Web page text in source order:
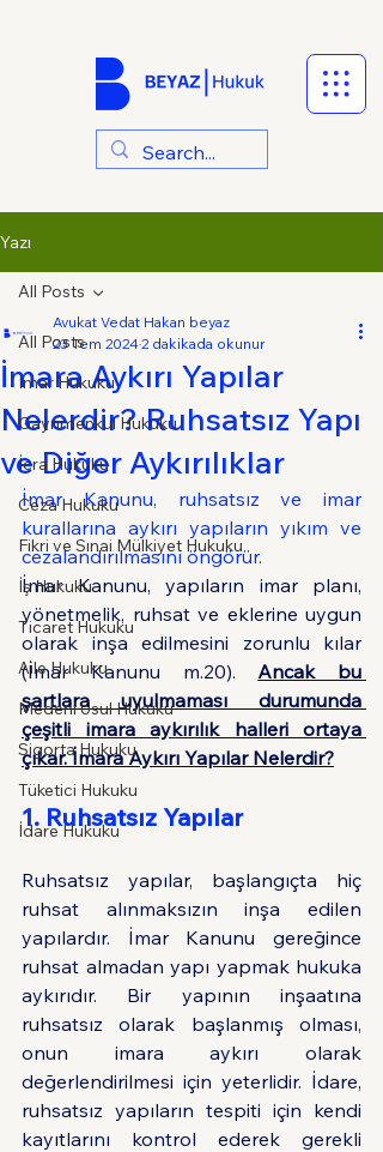
Yazı
All Posts
İmar Hukuku
Gayrimenkul Hukuku
İcra Hukuku
Ceza Hukuku
Fikri ve Sınai Mülkiyet Hukuku
İş Hukuku
Ticaret Hukuku
Aile Hukuku
Medeni Usul Hukuku
Sigorta Hukuku
Tüketici Hukuku
İdare Hukuku
All Posts
İmara Aykırı Yapılar
Nelerdir? Ruhsatsız Yapı
ve Diğer Aykırılıklar
Avukat Vedat Hakan beyaz
23 Tem 20242 dakikada okunur
İmar Kanunu, ruhsatsız ve imar
kurallarına aykırı yapıların yıkım ve
cezalandırılmasını öngörür.
İmar Kanunu, yapıların imar planı,
yönetmelik, ruhsat ve eklerine uygun
olarak inşa edilmesini zorunlu kılar
(İmar Kanunu m.20). Ancak bu
şartlara uyulmaması durumunda
çeşitli imara aykırılık halleri ortaya
çıkar. İmara Aykırı Yapılar Nelerdir?
1. Ruhsatsız Yapılar
Ruhsatsız yapılar, başlangıçta hiç
ruhsat alınmaksızın inşa edilen
yapılardır. İmar Kanunu gereğince
ruhsat almadan yapı yapmak hukuka
aykırıdır. Bir yapının inşaatına
ruhsatsız olarak başlanmış olması,
onun imara aykırı olarak
değerlendirilmesi için yeterlidir. İdare,
ruhsatsız yapıların tespiti için kendi
kayıtlarını kontrol ederek gerekli